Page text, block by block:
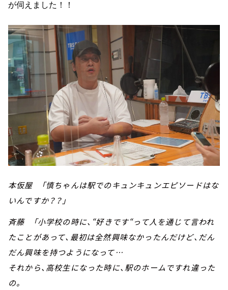
が伺えました！！
本仮屋 「慎ちゃんは駅でのキュンキュンエピソードはな
いんですか？？」
斉藤 「小学校の時に、“好きです“って人を通じて言われ
たことがあって、最初は全然興味なかったんだけど、だん
だん興味を持つようになって…
それから、高校生になった時に、駅のホームですれ違った
の。